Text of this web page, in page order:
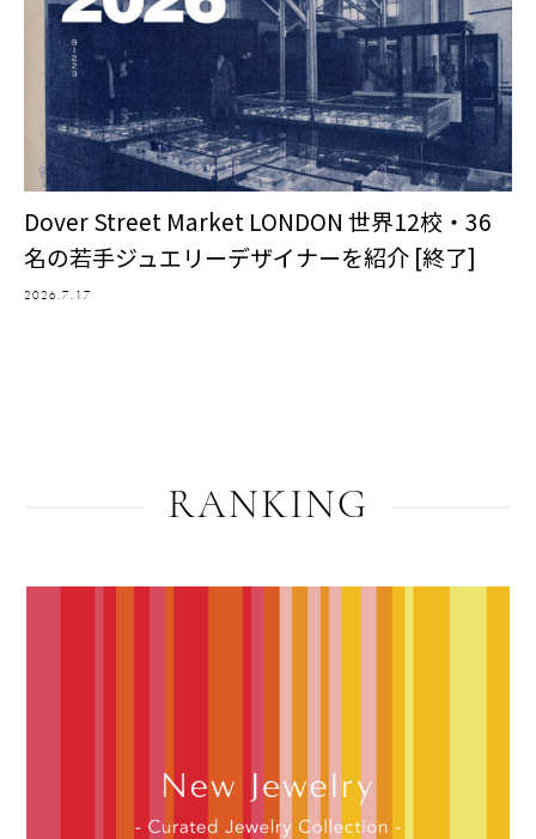
Dover Street Market LONDON 世界12校・36
名の若手ジュエリーデザイナーを紹介 [終了]
2026.7.17
RANKING